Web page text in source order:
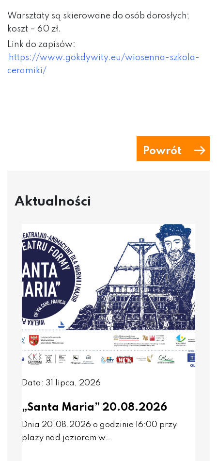
Warsztaty są skierowane do osób dorosłych;
koszt – 60 zł.
Link do zapisów:
https://www.gokdywity.eu/wiosenna-szkola-
ceramiki/
Powrót
Aktualności
Data: 31 lipca, 2026
„Santa Maria” 20.08.2026
Dnia 20.08.2026 o godzinie 16:00 przy
plaży nad jeziorem w…